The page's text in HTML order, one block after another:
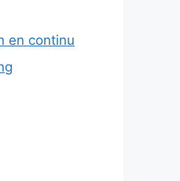
en continu